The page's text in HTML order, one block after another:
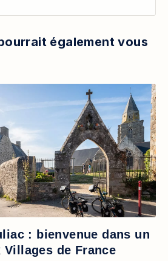
également vous
: bienvenue dans un
Villages de France